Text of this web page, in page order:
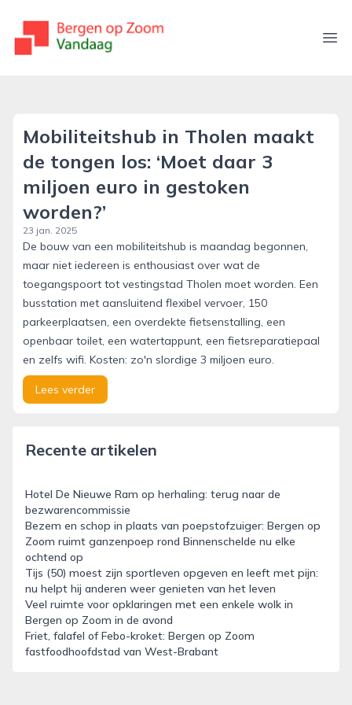
bergenopzoomvandaag.nl
Mobiliteitshub in Tholen maakt
de tongen los: ‘Moet daar 3
miljoen euro in gestoken
worden?’
23 jan. 2025
De bouw van een mobiliteitshub is maandag begonnen,
maar niet iedereen is enthousiast over wat de
toegangspoort tot vestingstad Tholen moet worden. Een
busstation met aansluitend flexibel vervoer, 150
parkeerplaatsen, een overdekte fietsenstalling, een
openbaar toilet, een watertappunt, een fietsreparatiepaal
en zelfs wifi. Kosten: zo'n slordige 3 miljoen euro.
Lees verder
Recente artikelen
Hotel De Nieuwe Ram op herhaling: terug naar de
bezwarencommissie
Bezem en schop in plaats van poepstofzuiger: Bergen op
Zoom ruimt ganzenpoep rond Binnenschelde nu elke
ochtend op
Tijs (50) moest zijn sportleven opgeven en leeft met pijn:
nu helpt hij anderen weer genieten van het leven
Veel ruimte voor opklaringen met een enkele wolk in
Bergen op Zoom in de avond
Friet, falafel of Febo-kroket: Bergen op Zoom
fastfoodhoofdstad van West-Brabant